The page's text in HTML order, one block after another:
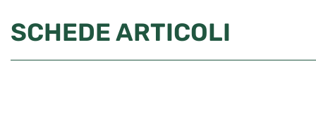
SCHEDE ARTICOLI